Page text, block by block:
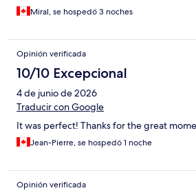
Miral, se hospedó 3 noches
Opinión verificada
10/10 Excepcional
4 de junio de 2026
Traducir con Google
It was perfect! Thanks for the great
Jean-Pierre, se hospedó 1 noche
Opinión verificada